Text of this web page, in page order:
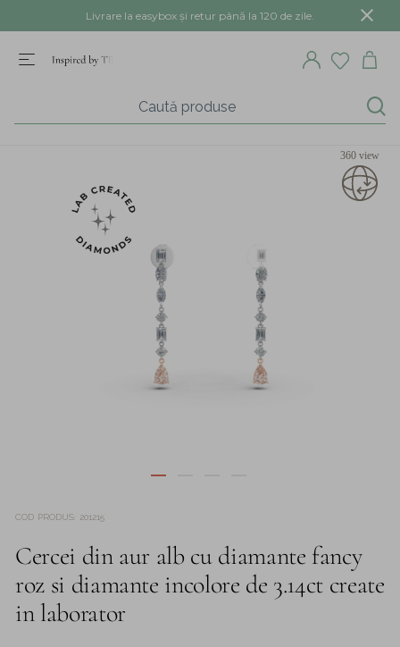
Livrare la easybox și retur până la 120 de zile.
360 view
COD PRODUS 201215
Cercei din aur alb cu diamante fancy
roz si diamante incolore de 3.14ct create
in laborator